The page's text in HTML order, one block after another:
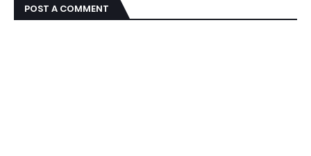
POST A COMMENT